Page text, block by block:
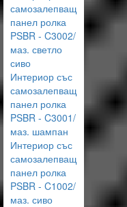
самозалепващ
панел ролка
PSBR - C3002/
маз. светло
сиво
Интериор със
самозалепващ
панел ролка
PSBR - C3001/
маз. шампан
Интериор със
самозалепващ
панел ролка
PSBR - C1002/
маз. сиво